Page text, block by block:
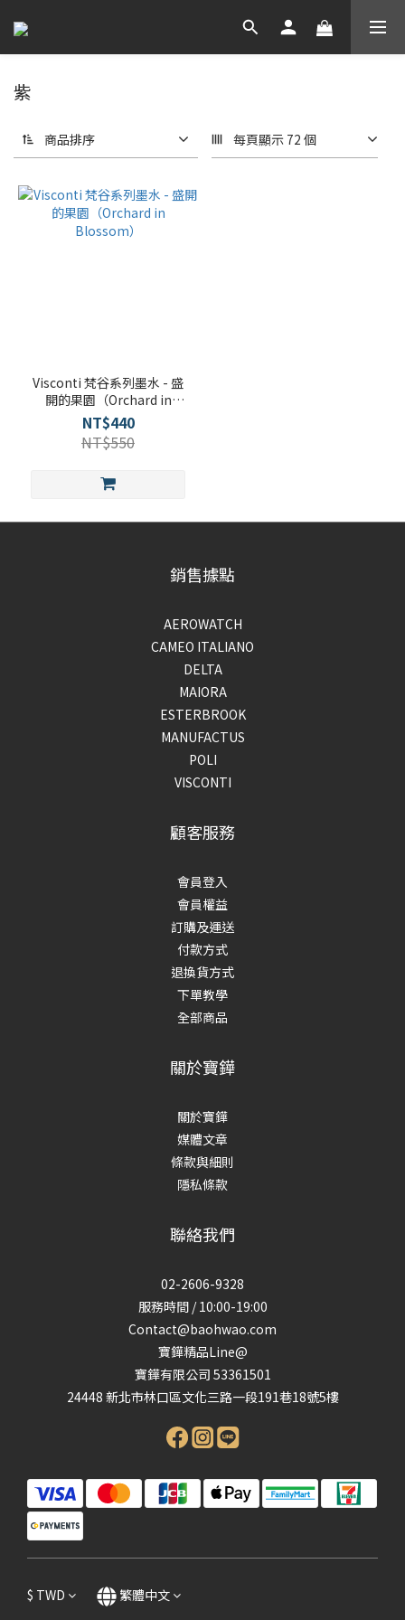
紫
商品排序 每頁顯示 72 個
Visconti 梵谷系列墨水 - 盛
開的果園（Orchard in
Blossom）
NT$440
NT$550
銷售據點
AEROWATCH
CAMEO ITALIANO
DELTA
MAIORA
ESTERBROOK
MANUFACTUS
POLI
VISCONTI
顧客服務
會員登入
會員權益
訂購及運送
付款方式
退換貨方式
下單教學
全部商品
關於寶鏵
關於寶鏵
媒體文章
條款與細則
隱私條款
聯絡我們
02-2606-9328
服務時間 / 10:00-19:00
Contact@baohwao.com
寶鏵精品Line@
寶鏵有限公司 53361501
24448 新北市林口區文化三路一段191巷18號5樓
$ TWD 繁體中文